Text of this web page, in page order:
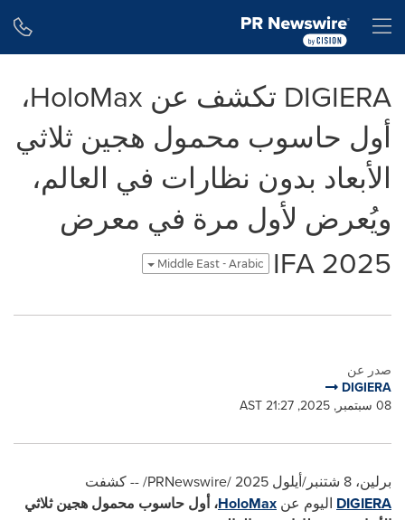
DIGIERA تكشف عن HoloMax،
أول حاسوب محمول هجين ثلاثي
الأبعاد بدون نظارات في العالم،
ويُعرض لأول مرة في معرض
IFA 2025
Middle East - Arabic
صدر عن
DIGIERA
08 سبتمبر, 2025, 21:27 AST
برلين، 8 شتنبر/أيلول 2025 / PRNewswire
/ --كشفت
DIGIERA اليوم عن HoloMax، أول حاسوب محمول هجين ثلاثي